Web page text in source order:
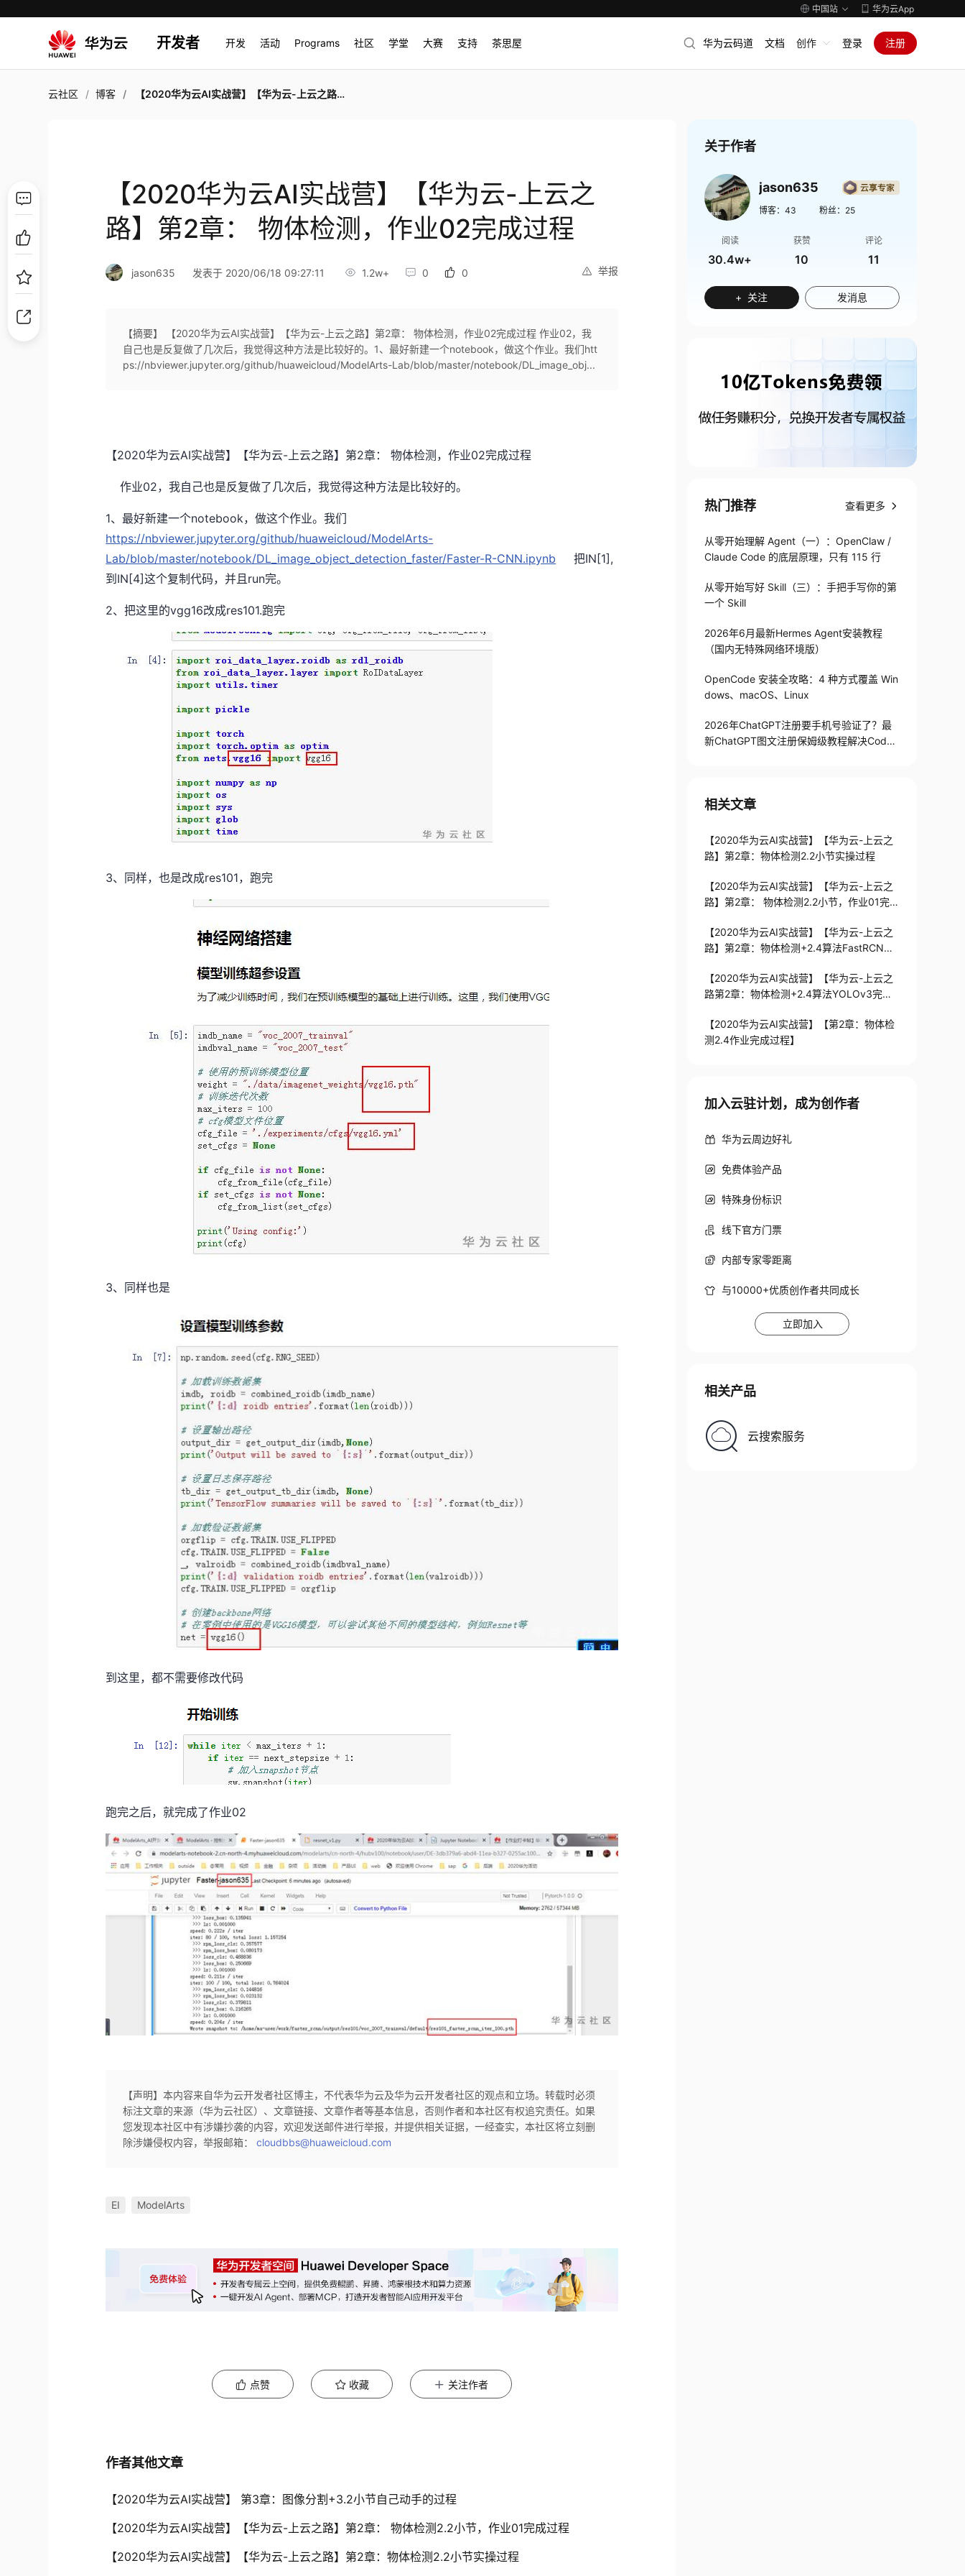
中国站 华为云App
开发者 开发 活动 Programs 社区 学堂 大赛 支持 茶思屋 华为云码道 文档 创作 登录 注册
云社区 博客 【2020华为云AI实战营】【华为云-上云之路】第2章： 物体检测，作业02完成过程
【2020华为云AI实战营】【华为云-上云之
路】第2章： 物体检测，作业02完成过程
举报
jason635 发表于 2020/06/18 09:27:11 1.2w+ 0 0
【摘要】 【2020华为云AI实战营】【华为云-上云之路】第2章： 物体检测，作业02完成过程 作业02，我
自己也是反复做了几次后，我觉得这种方法是比较好的。1、最好新建一个notebook，做这个作业。我们htt
ps://nbviewer.jupyter.org/github/huaweicloud/ModelArts-Lab/blob/master/notebook/DL_image_obj...
【2020华为云AI实战营】【华为云-上云之路】第2章： 物体检测，作业02完成过程
作业02，我自己也是反复做了几次后，我觉得这种方法是比较好的。
1、最好新建一个notebook，做这个作业。我们
https://nbviewer.jupyter.org/github/huaweicloud/ModelArts-
Lab/blob/master/notebook/DL_image_object_detection_faster/Faster-R-CNN.ipynb 把IN[1],
到IN[4]这个复制代码，并且run完。
2、把这里的vgg16改成res101.跑完
3、同样，也是改成res101，跑完
3、同样也是
到这里，都不需要修改代码
跑完之后，就完成了作业02
【声明】本内容来自华为云开发者社区博主，不代表华为云及华为云开发者社区的观点和立场。转载时必须
标注文章的来源（华为云社区）、文章链接、文章作者等基本信息，否则作者和本社区有权追究责任。如果
您发现本社区中有涉嫌抄袭的内容，欢迎发送邮件进行举报，并提供相关证据，一经查实，本社区将立刻删
除涉嫌侵权内容，举报邮箱：cloudbbs@huaweicloud.com
EI ModelArts
点赞 收藏 关注作者
作者其他文章
【2020华为云AI实战营】 第3章：图像分割+3.2小节自己动手的过程
【2020华为云AI实战营】【华为云-上云之路】第2章： 物体检测2.2小节，作业01完成过程
【2020华为云AI实战营】【华为云-上云之路】第2章：物体检测2.2小节实操过程
关于作者
jason635
博客： 43 粉丝： 25
阅读
30.4w+
获赞
10
评论
11
+ 关注 发消息
热门推荐 查看更多
从零开始理解 Agent（一）：OpenClaw /
Claude Code 的底层原理，只有 115 行
从零开始写好 Skill（三）：手把手写你的第
一个 Skill
2026年6月最新Hermes Agent安装教程
（国内无特殊网络环境版）
OpenCode 安装全攻略：4 种方式覆盖 Win
dows、macOS、Linux
2026年ChatGPT注册要手机号验证了？最
新ChatGPT图文注册保姆级教程解决Codex
相关文章
【2020华为云AI实战营】【华为云-上云之
路】第2章：物体检测2.2小节实操过程
【2020华为云AI实战营】【华为云-上云之
路】第2章： 物体检测2.2小节，作业01完成
【2020华为云AI实战营】【华为云-上云之
路】第2章：物体检测+2.4算法FastRCNN
【2020华为云AI实战营】【华为云-上云之
路第2章：物体检测+2.4算法YOLOv3完成
【2020华为云AI实战营】【第2章：物体检
测2.4作业完成过程】
加入云驻计划，成为创作者
华为云周边好礼
免费体验产品
特殊身份标识
线下官方门票
内部专家零距离
与10000+优质创作者共同成长
立即加入
相关产品
云搜索服务